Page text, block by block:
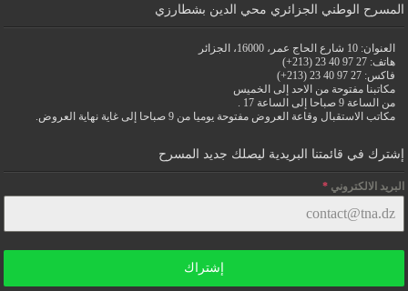
المسرح الوطني الجزائري محي الدين بشطارزي
العنوان: 10 شارع الحاج عمر، 16000، الجزائر
هاتف: 27 97 40 23 (213+)
فاكس: 27 97 40 23 (213+)
مكاتبنا مفتوحة من الاحد إلى الخميس
من الساعة 9 صباحا إلى الساعة 17 .
مكاتب الاستقبال وقاعة العروض مفتوحة يوميا من 9 صباحا إلى غاية نهاية العروض.
إشترك في قائمتنا البريدية ليصلك جديد المسرح
البريد الالكتروني*
إشتراك